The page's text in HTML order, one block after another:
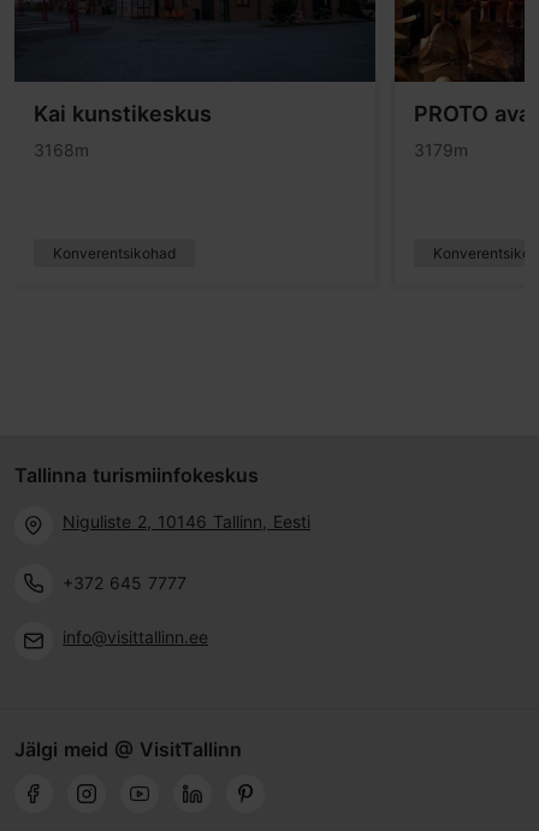
Kai kunstikeskus
3168m
Konverentsikohad
PROTO
3179m
Tallinna turismiinfokeskus
Niguliste 2, 10146 Tallinn, Eesti
+372 645 7777
info@visittallinn.ee
Jälgi meid @ VisitTallinn